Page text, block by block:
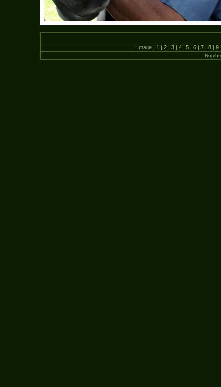
Image | 1 | 2 | 3 | 4 | 5 | 6 | 7 | 8 | 9 |